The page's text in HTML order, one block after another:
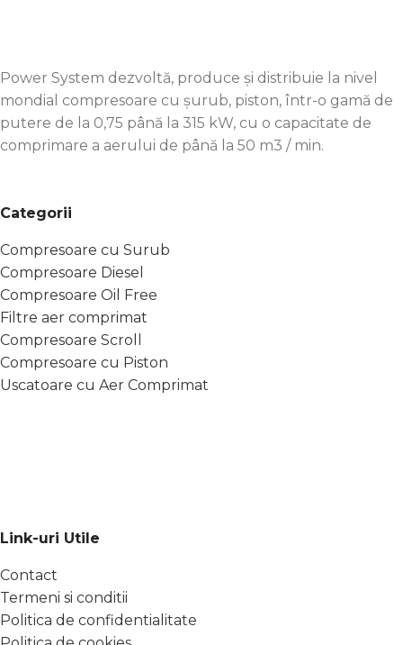
Power System dezvoltă, produce și distribuie la nivel
mondial compresoare cu șurub, piston, într-o gamă de
putere de la 0,75 până la 315 kW, cu o capacitate de
comprimare a aerului de până la 50 m3 / min.
Categorii
Compresoare cu Surub
Compresoare Diesel
Compresoare Oil Free
Filtre aer comprimat
Compresoare Scroll
Compresoare cu Piston
Uscatoare cu Aer Comprimat
Link-uri Utile
Contact
Termeni si conditii
Politica de confidentialitate